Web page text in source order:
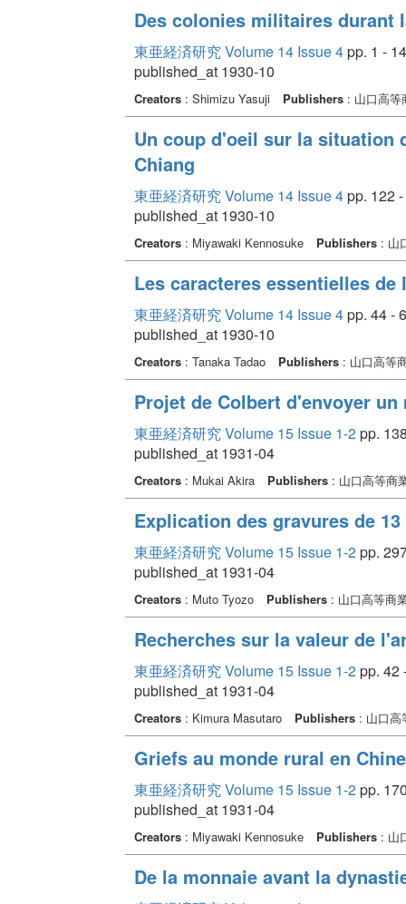
Des colonies militaires durant
東亜経済研究 Volume 14 Issue 4pp. 1 - 14
published_at 1930-10
Creators: Shimizu Yasuji Publishers: 山口高等
Un coup d'oeil sur la situation
Chiang
東亜経済研究 Volume 14 Issue 4pp. 122 -
published_at 1930-10
Creators: Miyawaki Kennosuke Publishers: 山
Les caracteres essentielles
東亜経済研究 Volume 14 Issue 4pp. 44 -
published_at 1930-10
Creators: Tanaka Tadao Publishers: 山口高等
Projet de Colbert d'envoyer
東亜経済研究 Volume 15 Issue 1-2pp.
published_at 1931-04
Creators: Mukai Akira Publishers: 山口高等商
Explication des gravures de
東亜経済研究 Volume 15 Issue 1-2pp.
published_at 1931-04
Creators: Muto Tyozo Publishers: 山口高等商
Recherches sur la valeur de
東亜経済研究 Volume 15 Issue 1-2pp. 42
published_at 1931-04
Creators: Kimura Masutaro Publishers: 山口高
Griefs au monde rural en
東亜経済研究 Volume 15 Issue 1-2pp.
published_at 1931-04
Creators: Miyawaki Kennosuke Publishers: 山
De la monnaie avant la